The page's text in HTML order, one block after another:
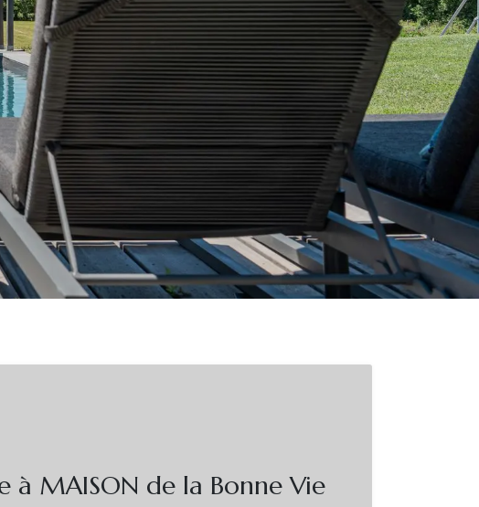
à MAISON de la Bonne Vie